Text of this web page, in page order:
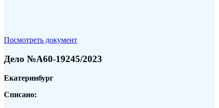
Посмотреть документ
Дело №А60-19245/2023
Екатеринбург
Списано: